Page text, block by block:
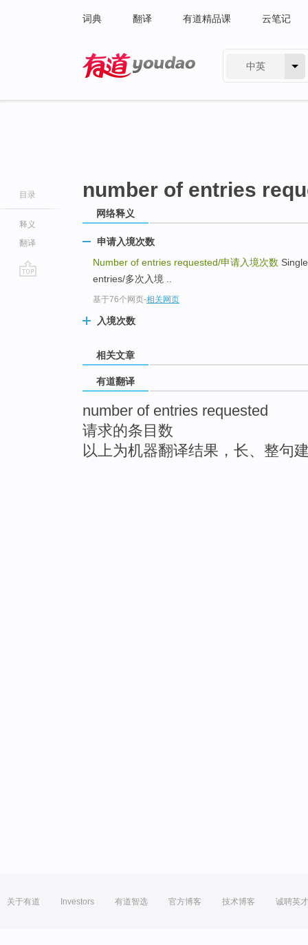
词典 翻译 有道精品课 云笔记
中英
目录
释义
翻译
number of entries
网络释义
申请入境次数
Number of entries requested/申请入境次数
entries/多次入境 ..
基于76个网页-相关网页
入境次数
相关文章
有道翻译
number of entries requested
请求的条目数
以上为机器翻译结果，长、整句
关于有道 Investors 有道智选 官方博客 技术博客 诚聘英才